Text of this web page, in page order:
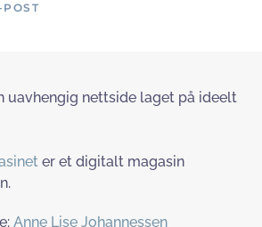
POST
uavhengig nettside laget på ideelt
er et digitalt magasin
Anne Lise Johannessen